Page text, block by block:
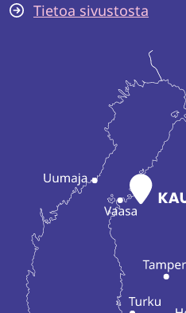
Tietoa sivustosta